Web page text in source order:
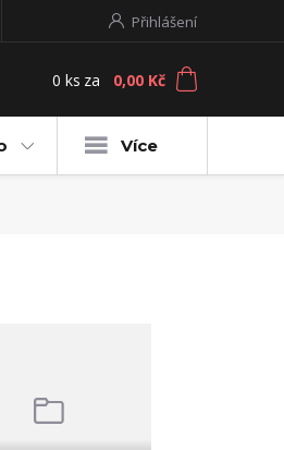
Přihlášení
0 ks za 0,00 Kč
Více